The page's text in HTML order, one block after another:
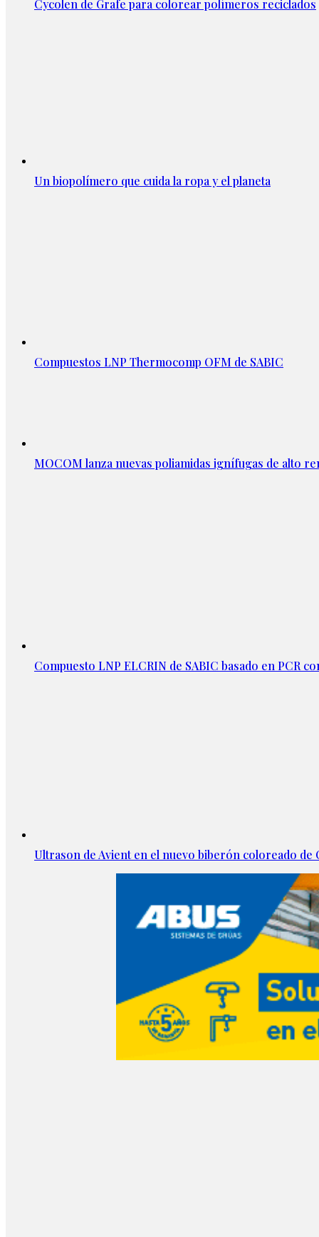
Cycolen de Grafe para colorear polímeros reciclados
Un biopolímero que cuida la ropa y el planeta
Compuestos LNP Thermocomp OFM de SABIC
MOCOM lanza nuevas poliamidas ignífugas de alto
Compuesto LNP ELCRIN de SABIC basado en PCR
Ultrason de Avient en el nuevo biberón coloreado de